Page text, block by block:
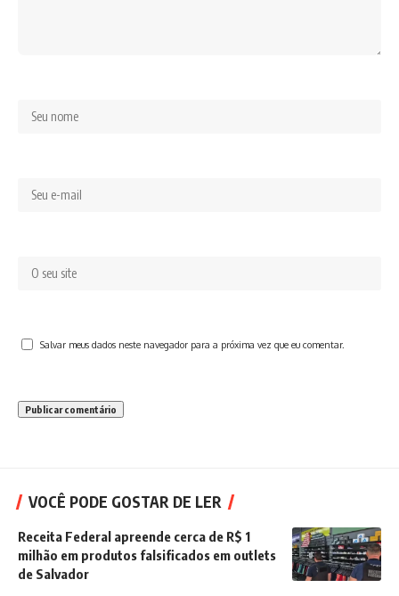
Salvar meus dados neste navegador para a próxima vez que eu comentar.
VOCÊ PODE GOSTAR DE LER
Receita Federal apreende cerca de R$ 1
milhão em produtos falsificados em outlets
de Salvador